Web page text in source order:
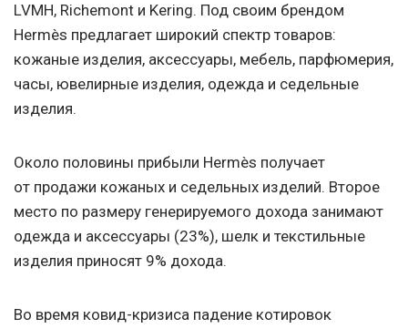
LVMH, Richemont и Kering. Под своим брендом
Hermès предлагает широкий спектр товаров:
кожаные изделия, аксессуары, мебель, парфюмерия,
часы, ювелирные изделия, одежда и седельные
изделия.
Около половины прибыли Hermès получает
от продажи кожаных и седельных изделий. Второе
место по размеру генерируемого дохода занимают
одежда и аксессуары (23%), шелк и текстильные
изделия приносят 9% дохода.
Во время ковид-кризиса падение котировок